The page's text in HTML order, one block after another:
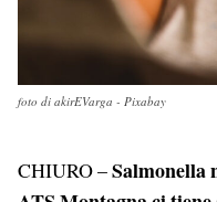
foto di akirEVarga - Pixabay
CHIURO –Salmonella